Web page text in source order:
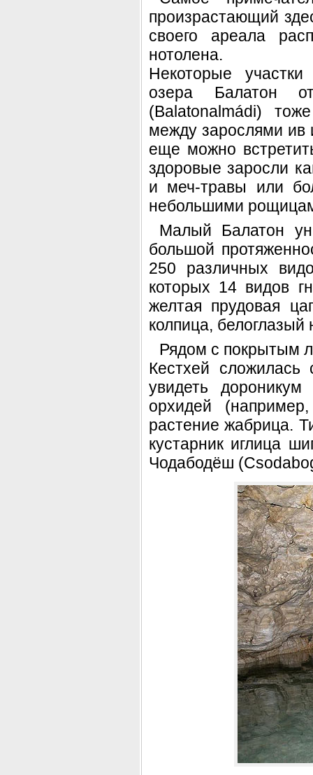
произрастающий
своего ареала
нотолена.
Некоторые
озера Балатон
(Balatonalmádi)
между зарослями
еще можно
здоровые заросли
и меч-травы или
небольшими
Малый Балатон
большой
250 различных
которых 14 видов
желтая прудовая
колпица,
Рядом с покрытым
Кестхей
увидеть
орхидей (например,
растение жабрица.
кустарник иглица
Чодабодёш